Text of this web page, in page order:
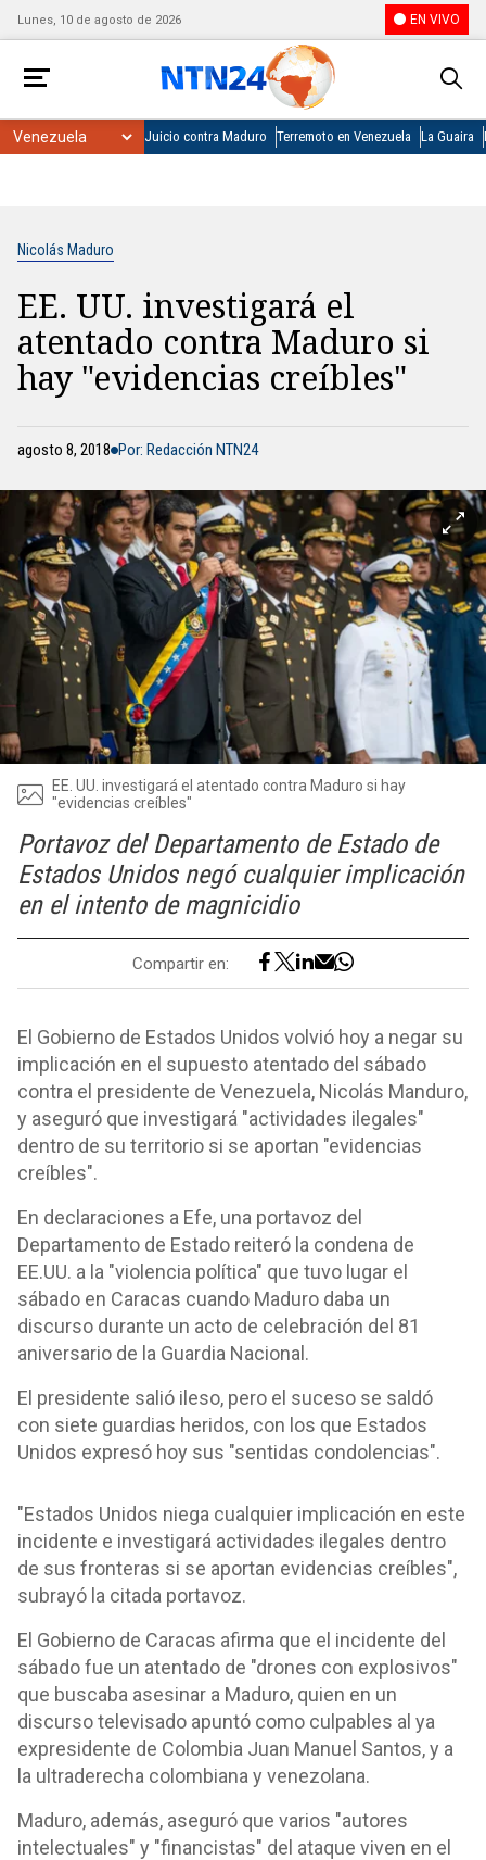
Lunes, 10 de agosto de 2026 EN VIVO
Juicio contra Maduro Terremoto en Venezuela La Guaira
Nicolás Maduro
EE. UU. investigará el
atentado contra Maduro si
hay "evidencias creíbles"
agosto 8, 2018 Por: Redacción NTN24
EE. UU. investigará el atentado contra Maduro si hay
"evidencias creíbles"
Portavoz del Departamento de Estado de
Estados Unidos negó cualquier implicación
en el intento de magnicidio
Compartir en:
El Gobierno de Estados Unidos volvió hoy a negar su
implicación en el supuesto atentado del sábado
contra el presidente de Venezuela, Nicolás Manduro,
y aseguró que investigará "actividades ilegales"
dentro de su territorio si se aportan "evidencias
creíbles".
En declaraciones a Efe, una portavoz del
Departamento de Estado reiteró la condena de
EE.UU. a la "violencia política" que tuvo lugar el
sábado en Caracas cuando Maduro daba un
discurso durante un acto de celebración del 81
aniversario de la Guardia Nacional.
El presidente salió ileso, pero el suceso se saldó
con siete guardias heridos, con los que Estados
Unidos expresó hoy sus "sentidas condolencias".
"Estados Unidos niega cualquier implicación en este
incidente e investigará actividades ilegales dentro
de sus fronteras si se aportan evidencias creíbles",
subrayó la citada portavoz.
El Gobierno de Caracas afirma que el incidente del
sábado fue un atentado de "drones con explosivos"
que buscaba asesinar a Maduro, quien en un
discurso televisado apuntó como culpables al ya
expresidente de Colombia Juan Manuel Santos, y a
la ultraderecha colombiana y venezolana.
Maduro, además, aseguró que varios "autores
intelectuales" y "financistas" del ataque viven en el